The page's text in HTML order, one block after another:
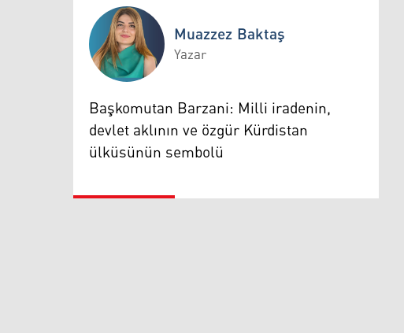
Muazzez Baktaş
Muazzez Baktaş
Yazar
Başkomutan Barzani: Milli iradenin,
devlet aklının ve özgür Kürdistan
ülküsünün sembolü